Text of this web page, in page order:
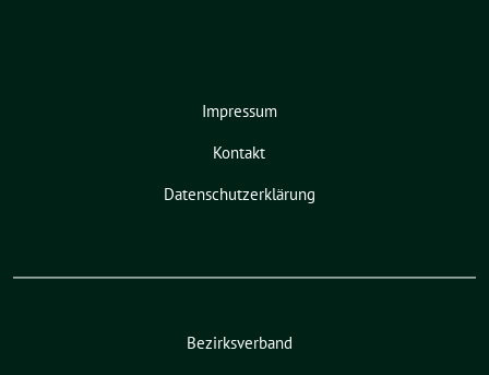
Impressum
Kontakt
Datenschutzerklärung
Bezirksverband